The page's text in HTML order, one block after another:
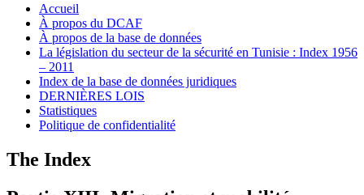
Accueil
À propos du DCAF
À propos de la base de données
La législation du secteur de la sécurité en Tunisie : Index 1956
– 2011
Index de la base de données juridiques
DERNIÈRES LOIS
Statistiques
Politique de confidentialité
The Index